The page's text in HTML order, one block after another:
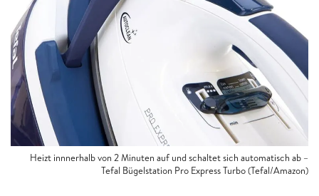
Heizt innnerhalb von 2 Minuten auf und schaltet sich automatisch ab –
Tefal Bügelstation Pro Express Turbo (Tefal/Amazon)